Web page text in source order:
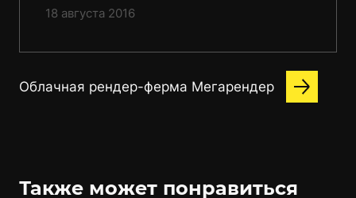
18 августа 2016
Облачная рендер-ферма Мегарендер
Также может понравиться